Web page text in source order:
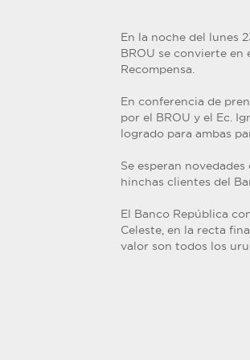
En la noche del lunes
BROU se convierte en
Recompensa.
En conferencia de
por el BROU y el Ec.
logrado para ambas
Se esperan
hinchas clientes del
El Banco República
Celeste, en la recta
valor son todos los